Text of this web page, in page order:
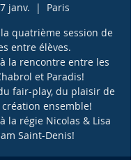
janv.
  |
Paris
quatrième session de
entre élèves.
la rencontre entre les
et Paradis!
fair-play, du plaisir de
ensemble!
la régie Nicolas & Lisa
Saint-Denis!